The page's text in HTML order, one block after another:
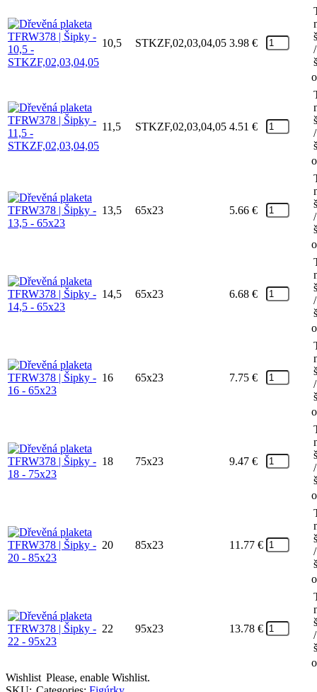
10,5 STKZF,02,03,04,05 3.98 €
/
11,5 STKZF,02,03,04,05 4.51 €
/
13,5 65x23 5.66 €
/
14,5 65x23 6.68 €
/
16 65x23 7.75 €
/
18 75x23 9.47 €
/
20 85x23 11.77 €
/
22 95x23 13.78 €
/
Wishlist Please, enable Wishlist.